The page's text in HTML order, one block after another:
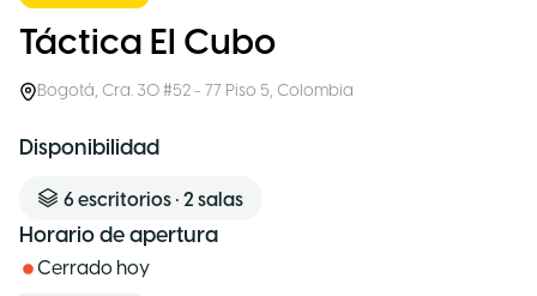
Táctica El Cubo
Bogotá, Cra. 30 #52 - 77 Piso 5, Colombia
Disponibilidad
6 escritorios • 2 salas
Horario de apertura
Cerrado hoy